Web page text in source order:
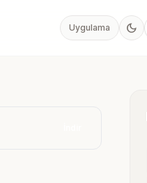
Uygulama dark_mode